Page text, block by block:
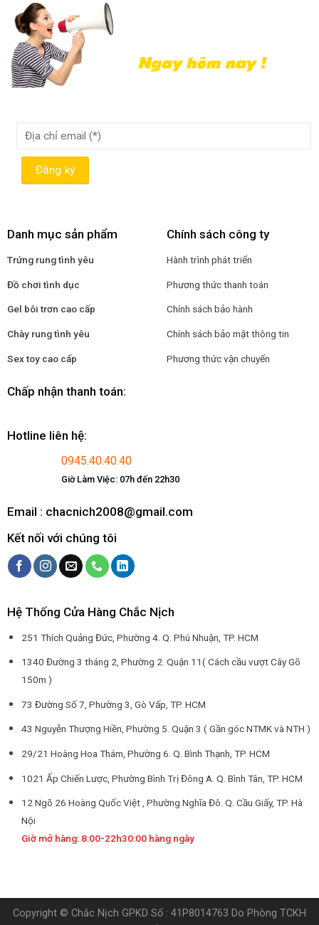
Danh mục sản phẩm
Trứng rung tình yêu
Đồ chơi tình dục
Gel bôi trơn cao cấp
Chày rung tình yêu
Sex toy cao cấp
Chính sách công ty
Hành trình phát triển
Phương thức thanh toán
Chính sách bảo hành
Chính sách bảo mật thông tin
Phương thức vận chuyển
Chấp nhận thanh toán:
Hotline liên hệ:
0945.40.40.40
Giờ Làm Việc: 07h đến 22h30
Email : chacnich2008@gmail.com
Kết nối với chúng tôi
Hệ Thống Cửa Hàng Chắc Nịch
251 Thích Quảng Đức, Phường 4. Q. Phú Nhuận, TP. HCM
1340 Đường 3 tháng 2, Phường 2. Quận 11( Cách cầu vượt Cây Gõ
150m )
73 Đường Số 7, Phường 3, Gò Vấp, TP. HCM
43 Nguyễn Thượng Hiền, Phường 5. Quận 3 ( Gần góc NTMK và NTH )
29/21 Hoàng Hoa Thám, Phường 6. Q. Bình Thạnh, TP. HCM
1021 Ấp Chiến Lược, Phường Bình Trị Đông A. Q. Bình Tân, TP. HCM
12 Ngõ 26 Hoàng Quốc Việt , Phường Nghĩa Đô. Q. Cầu Giấy, TP. Hà
Nội
Giờ mở hàng: 8:00-22h30:00 hàng ngày
Copyright © Chắc Nịch GPKD Số : 41P8014763 Do Phòng TCKH